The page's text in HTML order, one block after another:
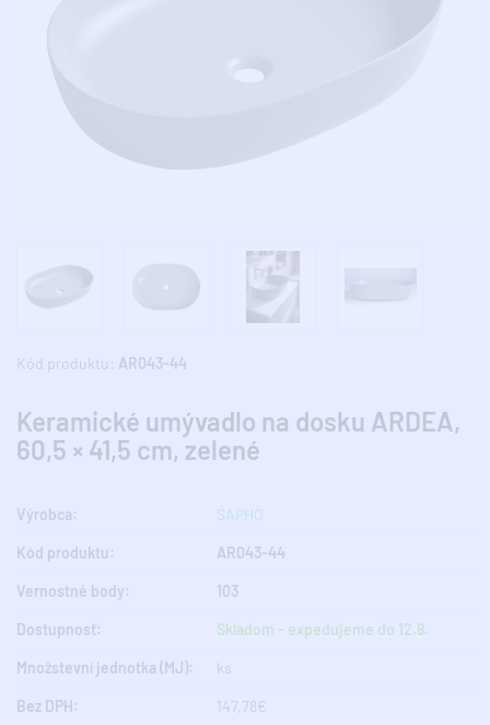
Kód produktu: AR043-44
Keramické umývadlo na dosku ARDEA,
60,5 × 41,5 cm, zelené
Výrobca: SAPHO
Kód produktu: AR043-44
Vernostné body: 103
Dostupnosť: Skladom - expedujeme do 12.8.
Množstevní jednotka (MJ): ks
Bez DPH: 147,78€